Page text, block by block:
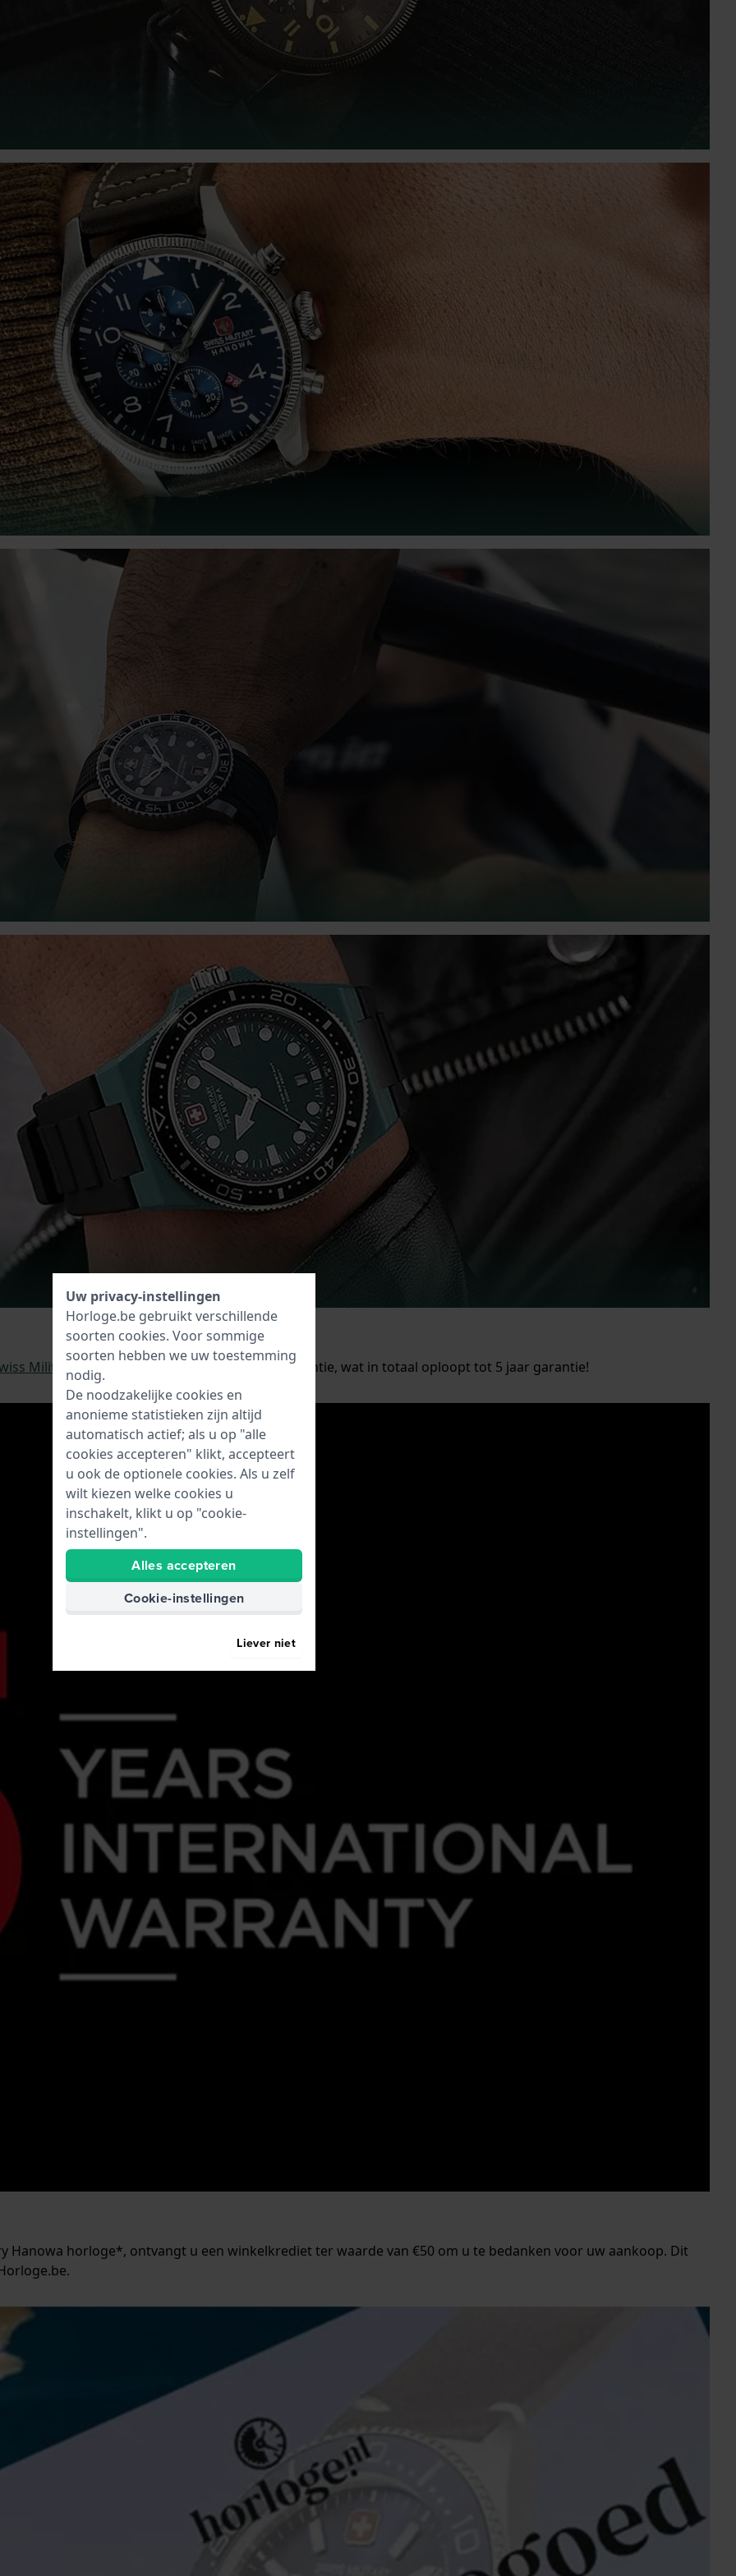
Military Hanowa , ontvangt u 2 jaar extra garantie, wat in totaal oploopt tot 5 jaar garantie!
Hanowa horloge*, ontvangt u een winkelkrediet ter waarde van €50 om u te bedanken voor uw aankoop. Dit
Uw privacy-instellingen
Horloge.be gebruikt verschillende
soorten cookies. Voor sommige
soorten hebben we uw toestemming
nodig.
De noodzakelijke cookies en
anonieme statistieken zijn altijd
automatisch actief; als u op "alle
cookies accepteren" klikt, accepteert
u ook de optionele cookies. Als u zelf
wilt kiezen welke cookies u
inschakelt, klikt u op "cookie-
instellingen".
Alles accepteren
Cookie-instellingen
Liever niet